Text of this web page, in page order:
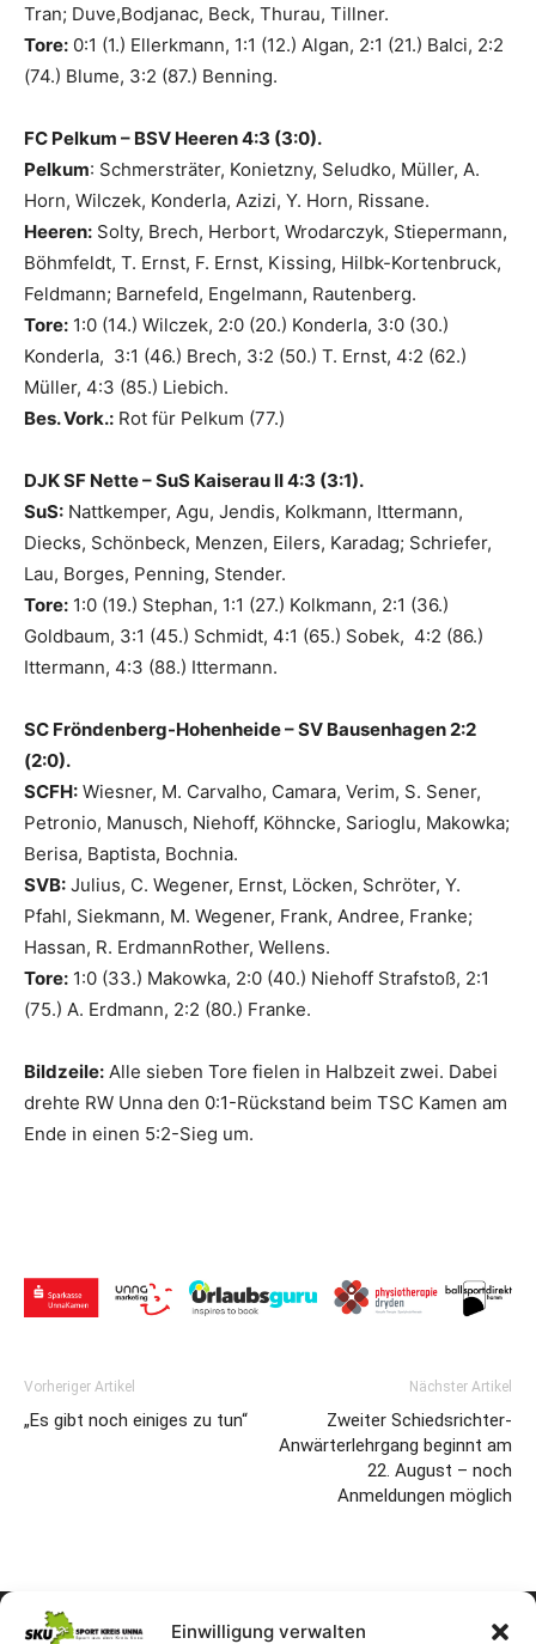
Einwilligung verwalten
Tran; Duve,Bodjanac, Beck, Thurau, Tillner.
Tore: 0:1 (1.) Ellerkmann, 1:1 (12.) Algan, 2:1 (21.) Balci, 2:2
(74.) Blume, 3:2 (87.) Benning.
FC Pelkum – BSV Heeren 4:3 (3:0).
Pelkum: Schmersträter, Konietzny, Seludko, Müller, A.
Horn, Wilczek, Konderla, Azizi, Y. Horn, Rissane.
Heeren: Solty, Brech, Herbort, Wrodarczyk, Stiepermann,
Böhmfeldt, T. Ernst, F. Ernst, Kissing, Hilbk-Kortenbruck,
Feldmann; Barnefeld, Engelmann, Rautenberg.
Tore: 1:0 (14.) Wilczek, 2:0 (20.) Konderla, 3:0 (30.)
Konderla, 3:1 (46.) Brech, 3:2 (50.) T. Ernst, 4:2 (62.)
Müller, 4:3 (85.) Liebich.
Bes. Vork.: Rot für Pelkum (77.)
DJK SF Nette – SuS Kaiserau II 4:3 (3:1).
SuS: Nattkemper, Agu, Jendis, Kolkmann, Ittermann,
Diecks, Schönbeck, Menzen, Eilers, Karadag; Schriefer,
Lau, Borges, Penning, Stender.
Tore: 1:0 (19.) Stephan, 1:1 (27.) Kolkmann, 2:1 (36.)
Goldbaum, 3:1 (45.) Schmidt, 4:1 (65.) Sobek, 4:2 (86.)
Ittermann, 4:3 (88.) Ittermann.
SC Fröndenberg-Hohenheide – SV Bausenhagen 2:2
(2:0).
SCFH: Wiesner, M. Carvalho, Camara, Verim, S. Sener,
Petronio, Manusch, Niehoff, Köhncke, Sarioglu, Makowka;
Berisa, Baptista, Bochnia.
SVB: Julius, C. Wegener, Ernst, Löcken, Schröter, Y.
Pfahl, Siekmann, M. Wegener, Frank, Andree, Franke;
Hassan, R. ErdmannRother, Wellens.
Tore: 1:0 (33.) Makowka, 2:0 (40.) Niehoff Strafstoß, 2:1
(75.) A. Erdmann, 2:2 (80.) Franke.
Bildzeile: Alle sieben Tore fielen in Halbzeit zwei. Dabei
drehte RW Unna den 0:1-Rückstand beim TSC Kamen am
Ende in einen 5:2-Sieg um.
Vorheriger Artikel
„Es gibt noch einiges zu tun“
Nächster Artikel
Zweiter Schiedsrichter-
Anwärterlehrgang beginnt am
22. August – noch
Anmeldungen möglich